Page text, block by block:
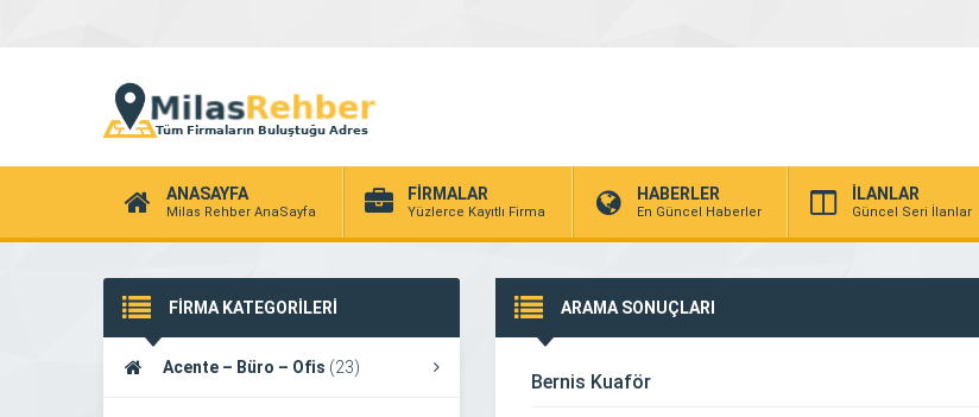
ANASAYFA
Milas Rehber AnaSayfa
FİRMALAR
Yüzlerce Kayıtlı Firma
HABERLER
En Güncel Haberler
İLANLAR
Güncel Seri İlanlar
FİRMA KATEGORİLERİ
Acente – Büro – Ofis (23)
ARAMA SONUÇLARI
Bernis Kuaför